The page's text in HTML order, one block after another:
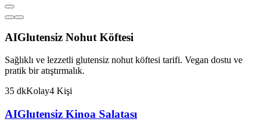
AIGlutensiz Nohut Köftesi
Sağlıklı ve lezzetli glutensiz nohut köftesi tarifi. Vegan dostu ve
pratik bir atıştırmalık.
35 dkKolay4 Kişi
AIGlutensiz Kinoa Salatası